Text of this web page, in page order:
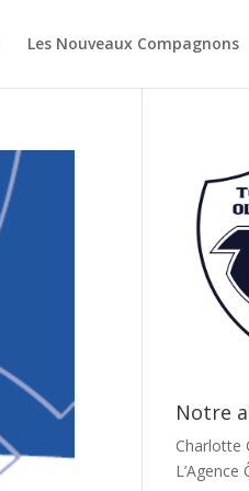
Les Nouveaux Compagnons
Notre
Charlotte
L’Agence